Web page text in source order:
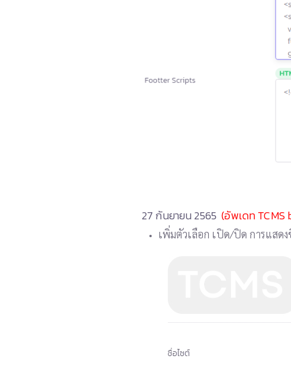
27 กันยายน 2565(อัพเดท TCMS
เพิ่มตัวเลือก เปิด/ปิด การแสด